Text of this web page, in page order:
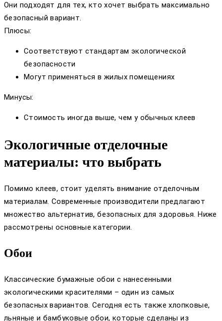
Они подходят для тех, кто хочет выбрать максимально
безопасный вариант.
Плюсы:
Соответствуют стандартам экологической
безопасности
Могут применяться в жилых помещениях
Минусы:
Стоимость иногда выше, чем у обычных клеев
Экологичные отделочные
материалы: что выбрать
Помимо клеев, стоит уделять внимание отделочным
материалам. Современные производители предлагают
множество альтернатив, безопасных для здоровья. Ниже
рассмотрены основные категории.
Обои
Классические бумажные обои с нанесенными
экологическими красителями – один из самых
безопасных вариантов. Сегодня есть также хлопковые,
льняные и бамбуковые обои, которые сделаны из